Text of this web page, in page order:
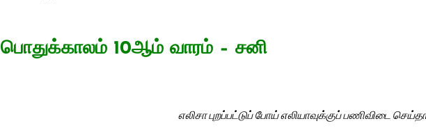
பொதுக்காலம் 10ஆம் வாரம் – சனி
எலிசா புறப்பட்டுப் போய் எலியாவுக்குப் பணிவிடை